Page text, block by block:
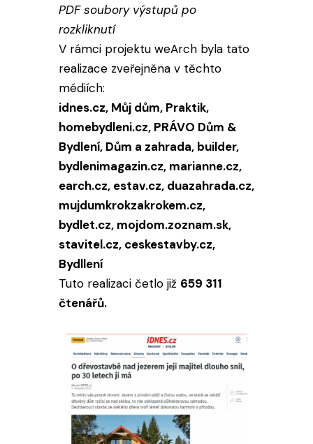
PDF soubory výstupů po
rozkliknutí
V rámci projektu weArch byla tato
realizace zveřejněna v těchto
médiích:
idnes.cz, Můj dům, Praktik,
homebydleni.cz, PRÁVO Dům &
Bydlení, Dům a zahrada, builder,
bydlenimagazin.cz, marianne.cz,
earch.cz, estav.cz, duazahrada.cz,
mujdumkrokzakrokem.cz,
bydlet.cz, mojdom.zoznam.sk,
stavitel.cz, ceskestavby.cz,
Bydllení
Tuto realizaci četlo již 659 311
čtenářů.